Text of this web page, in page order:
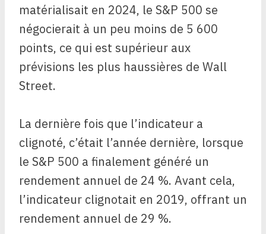
matérialisait en 2024, le S&P 500 se
négocierait à un peu moins de 5 600
points, ce qui est supérieur aux
prévisions les plus haussières de Wall
Street.
La dernière fois que l’indicateur a
clignoté, c’était l’année dernière, lorsque
le S&P 500 a finalement généré un
rendement annuel de 24 %. Avant cela,
l’indicateur clignotait en 2019, offrant un
rendement annuel de 29 %.